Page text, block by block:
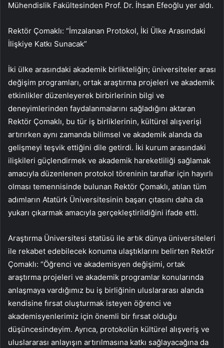
Mühendislik Fakültesinden Prof. Dr. İhsan Efeoğlu yer aldı.
Rektör Çomaklı: “İmzalanan Protokol, İki Ülke Arasındaki
İlişkiye Katkı Sunacak”
İki ülke arasındaki akademik birlikteliğin; üniversiteler arası
değişim programları, ortak araştırma projeleri ve akademik
etkinlikler düzenleyerek birbirlerinin bilgi ve
deneyimlerinden faydalanmalarını sağladığını aktaran
Rektör Çomaklı, bu tür iş birliklerinin, kültürel alışverişi
artırırken aynı zamanda bilimsel ve akademik alanda da
gelişmeyi teşvik ettiğini dile getirdi. İki kurum arasındaki
ilişkileri güçlendirmek ve akademik hareketliliği sağlamak
amacıyla düzenlenen protokol töreninin taraflar için hayırlı
olması temennisinde bulunan Rektör Çomaklı, atılan tüm
adımların Atatürk Üniversitesinin başarı çıtasını daha da
yukarı çıkarmak amacıyla gerçekleştirildiğini ifade etti.
Araştırma Üniversitesi statüsü ile artık dünya üniversiteleri
ile rekabet edebilecek konuma ulaştıklarını belirten Rektör
Çomaklı: “Öğrenci ve akademisyen değişimi, ortak
araştırma projeleri ve akademik programlar konularında
anlaşmaya vardığımız bu iş birliğinin uluslararası alanda
kendisine fırsat oluşturmak isteyen öğrenci ve
akademisyenlerimiz için önemli bir fırsat olduğu
düşüncesindeyim. Ayrıca, protokolün kültürel alışveriş ve
uluslararası anlayışın artırılmasına katkı sağlayacağına da